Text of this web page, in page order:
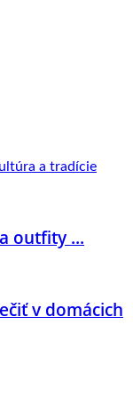
a tradície
outfity ...
v domácich